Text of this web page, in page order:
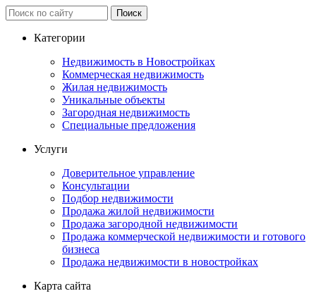
Категории
Недвижимость в Новостройках
Коммерческая недвижимость
Жилая недвижимость
Уникальные объекты
Загородная недвижимость
Специальные предложения
Услуги
Доверительное управление
Консультации
Подбор недвижимости
Продажа жилой недвижимости
Продажа загородной недвижимости
Продажа коммерческой недвижимости и готового
бизнеса
Продажа недвижимости в новостройках
Карта сайта